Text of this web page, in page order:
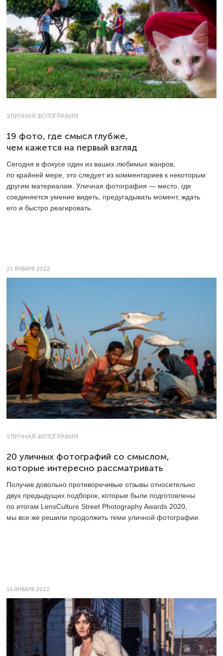
УЛИЧНАЯ ФОТОГРАФИЯ
19 фото, где смысл глубже,
чем кажется на первый взгляд
Сегодня в фокусе один из ваших любимых жанров,
по крайней мере, это следует из комментариев к некоторым
другим материалам. Уличная фотография — место, где
соединяется умение видеть, предугадывать момент, ждать
его и быстро реагировать.
21 ЯНВАРЯ 2022
УЛИЧНАЯ ФОТОГРАФИЯ
20 уличных фотографий со смыслом,
которые интересно рассматривать
Получив довольно противоречивые отзывы относительно
двух предыдущих подборок, которые были подготовлены
по итогам LensCulture Street Photography Awards 2020,
мы все же решили продолжить теми уличной фотографии.
16 ЯНВАРЯ 2022